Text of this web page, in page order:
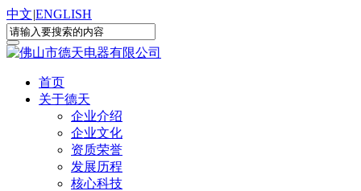
中文|ENGLISH
首页
关于德天
企业介绍
企业文化
资质荣誉
发展历程
核心科技